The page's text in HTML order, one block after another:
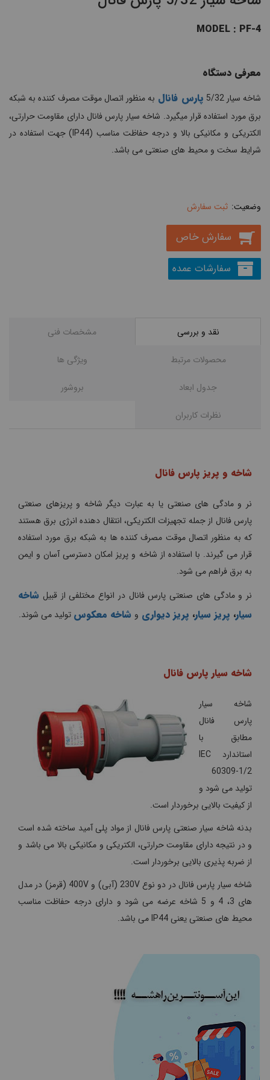
MODEL : PF-4
معرفی دستگاه
شاخه سیار 5/32 پارس فانال به منظور اتصال موقت مصرف کننده به شبکه
برق مورد استفاده قرار میگیرد. شاخه سیار پارس فانال دارای مقاومت حرارتی،
الکتریکی و مکانیکی بالا و درجه حفاظت مناسب (IP44) جهت استفاده در
شرایط سخت و محیط های صنعتی می باشد.
ثبت سفارش
سفارش خاص
سفارشات عمده
نقد و بررسی مشخصات فنی
محصولات مرتبط ويژگی ها
جدول ابعاد بروشور
نظرات کاربران
شاخه و پریز پارس فانال
نر و مادگی های صنعتی یا به عبارت دیگر شاخه و پریزهای صنعتی
پارس فانال از جمله تجهیزات الکتریکی، انتقال دهنده انرژی برق هستند
که به منظور اتصال موقت مصرف کننده ها به شبکه برق مورد استفاده
قرار می گیرند. با استفاده از شاخه و پریز امکان دسترسی آسان و ایمن
به برق فراهم می شود.
نر و مادگی های صنعتی پارس فانال در انواع مختلفی از قبیل شاخه
سیار، پریز سیار، پریز دیواری و شاخه معکوس تولید می شوند.
شاخه سیار پارس فانال
شاخه سیار
پارس فانال
مطابق با
استاندارد IEC
60309-1/2
تولید می شود و
از کیفیت بالایی برخوردار است.
بدنه شاخه سیار صنعتی پارس فانال از مواد پلی آمید ساخته شده است
و در نتیجه دارای مقاومت حرارتی، الکتریکی و مکانیکی بالا می باشد و
از ضربه پذیری بالایی برخوردار است.
شاخه سیار پارس فانال در دو نوع 230V (آبی) و 400V (قرمز) در مدل
های 3، 4 و 5 شاخه عرضه می شود و دارای درجه حفاظت مناسب
محیط های صنعتی یعنی IP44 می باشد.